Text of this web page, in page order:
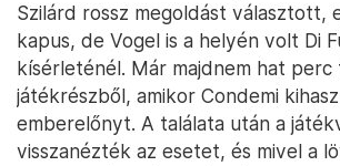
Szilárd rossz megoldást választott,
kapus, de Vogel is a helyén volt Di
kísérleténél. Már majdnem hat
játékrészből, amikor Condemi
emberelőnyt. A találata után a
visszanézték az esetet, és mivel a